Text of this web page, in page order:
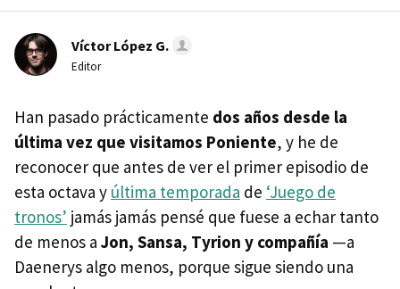
Víctor López G.
Editor
Han pasado prácticamente dos años desde la
última vez que visitamos Poniente, y he de
reconocer que antes de ver el primer episodio de
esta octava y última temporada de ‘Juego de
tronos’ jamás jamás pensé que fuese a echar tanto
de menos a Jon, Sansa, Tyrion y compañía —a
Daenerys algo menos, porque sigue siendo una